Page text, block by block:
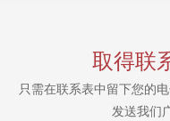
取得联
只需在联系表中留下您的
发送我们